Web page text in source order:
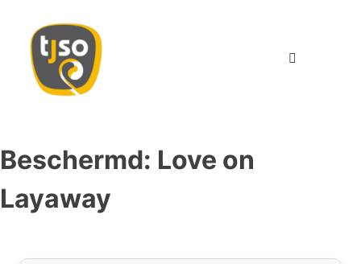
Beschermd: Love on
Layaway